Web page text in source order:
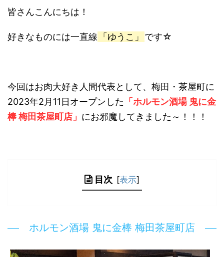
皆さんこんにちは！
好きなものには一直線 「ゆうこ」 です☆
今回はお肉大好き人間代表として、梅田・茶屋町に
2023年2月11日オープンした 「ホルモン酒場 鬼に金
棒 梅田茶屋町店」 にお邪魔してきました～！！！
目次 [表示]
ホルモン酒場 鬼に金棒 梅田茶屋町店